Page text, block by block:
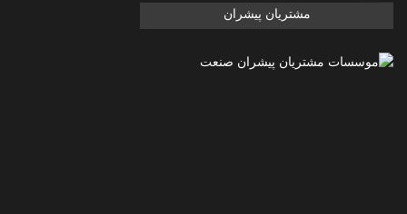
مشتریان پیشران